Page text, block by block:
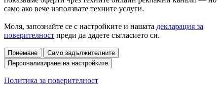
само ако вече използвате техните услуги.
Моля, запознайте се с настройките и нашата декларация за
поверителност преди да дадете съгласието си.
Приемане
Само задължителните
Персонализиране на настройките
Политика за поверителност